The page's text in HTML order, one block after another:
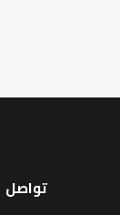
تواصل